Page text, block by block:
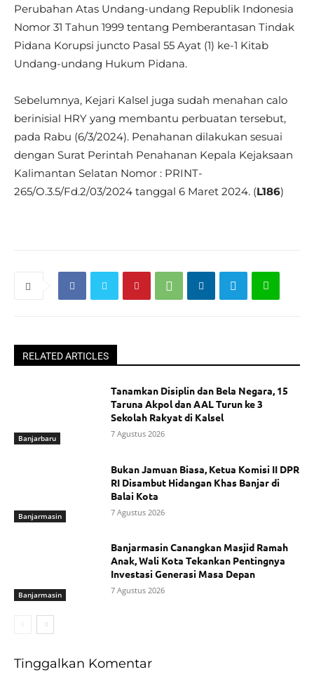
Perubahan Atas Undang-undang Republik Indonesia
Nomor 31 Tahun 1999 tentang Pemberantasan Tindak
Pidana Korupsi juncto Pasal 55 Ayat (1) ke-1 Kitab
Undang-undang Hukum Pidana.
Sebelumnya, Kejari Kalsel juga sudah menahan calo
berinisial HRY yang membantu perbuatan tersebut,
pada Rabu (6/3/2024). Penahanan dilakukan sesuai
dengan Surat Perintah Penahanan Kepala Kejaksaan
Kalimantan Selatan Nomor : PRINT-
265/O.3.5/Fd.2/03/2024 tanggal 6 Maret 2024. (L186)
RELATED ARTICLES
Banjarbaru
Tanamkan Disiplin dan Bela Negara, 15
Taruna Akpol dan AAL Turun ke 3
Sekolah Rakyat di Kalsel
7 Agustus 2026
Banjarmasin
Bukan Jamuan Biasa, Ketua Komisi II DPR
RI Disambut Hidangan Khas Banjar di
Balai Kota
7 Agustus 2026
Banjarmasin
Banjarmasin Canangkan Masjid Ramah
Anak, Wali Kota Tekankan Pentingnya
Investasi Generasi Masa Depan
7 Agustus 2026
Tinggalkan Komentar